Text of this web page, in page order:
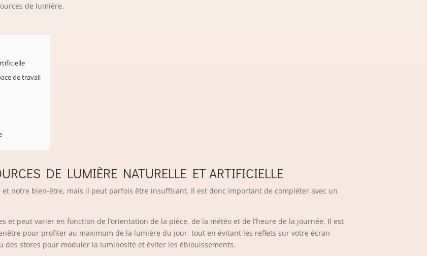
de lumière.
de travail
DE LUMIÈRE NATURELLE ET ARTIFICIELLE
notre bien-être, mais il peut parfois être insuffisant. Il est donc important de compléter avec un
et peut varier en fonction de l’orientation de la pièce, de la météo et de l’heure de la journée. Il est
pour profiter au maximum de la lumière du jour, tout en évitant les reflets sur votre écran
des stores pour moduler la luminosité et éviter les éblouissements.